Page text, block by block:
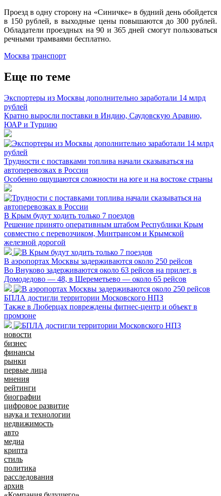
Проезд в одну сторону на «Синичке» в будний день обойдется
в 150 рублей, в выходные цены повышаются до 300 рублей.
Обладатели проездных на 90 и 365 дней смогут пользоваться
речными трамваями бесплатно.
Москва транспорт
Еще по теме
Экспортеры из Москвы дополнительно заработали 14 млрд
рублей
Кратно выросли поставки в Индию, Саудовскую Аравию,
ЮАР и Турцию
Трудности с поставками топлива начали сказываться на
автоперевозках в России
Особенно ощущаются сложности на юге и на востоке страны
В Крым будут ходить только 7 поездов
Решение принято оперативным штабом Республики Крым
совместно с перевозчиком, Минтрансом и Крымской
железной дорогой
В аэропортах Москвы задерживаются около 250 рейсов
Во Внуково задерживаются около 63 рейсов на прилет, в
Домодедово — 48, в Шереметьево — около 65 рейсов
БПЛА достигли территории Московского НПЗ
Также в Люберцах повреждены фитнес-центр и объект в
промзоне
новости
бизнес
финансы
рынки
первые лица
мнения
рейтинги
биографии
цифровое развитие
наука и технологии
недвижимость
авто
медиа
крипта
стиль
политика
расследования
архив